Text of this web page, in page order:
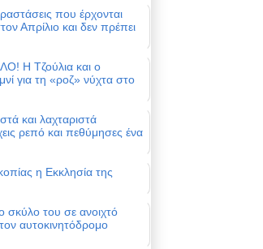
που έρχονται
Απρίλιο και δεν πρέπει
Η Τζούλια και ο
για τη «ροζ» νύχτα στο
και λαχταριστά
ρεπό και πεθύμησες ένα
η Εκκλησία της
σκύλο του σε ανοιχτό
αυτοκινητόδρομο